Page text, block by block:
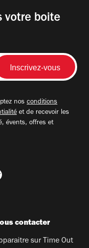
votre boite
nos conditions
et de recevoir les
évents, offres et
contacter
sur Time Out